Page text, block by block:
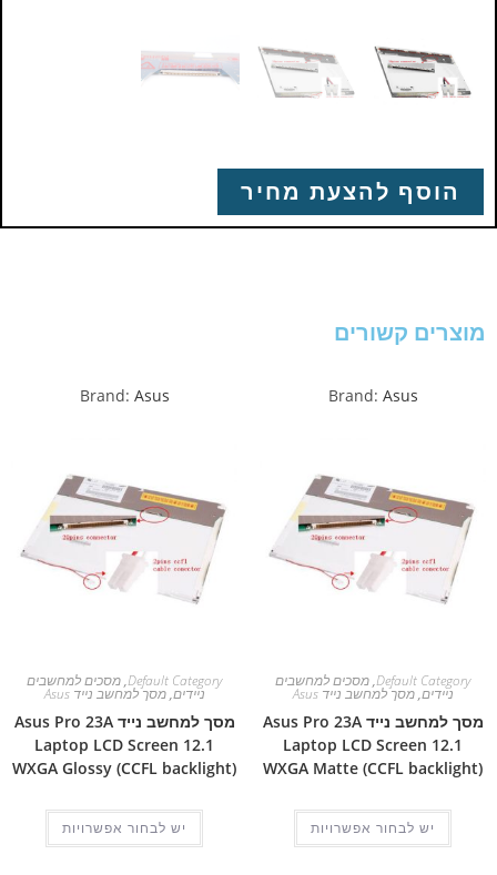
הוסף להצעת מחיר
מוצרים קשורים
Brand: Asus
Default Category
,מסכים למחשבים
ניידים,מסך למחשב נייד Asus
מסך למחשב נייד Asus Pro 23A
Laptop LCD Screen 12.1
WXGA Matte (CCFL backlight)
יש לבחור אפשרויות
Brand: Asus
Default Category
,מסכים למחשבים
ניידים,מסך למחשב נייד Asus
מסך למחשב נייד Asus Pro 23A
Laptop LCD Screen 12.1
WXGA Glossy (CCFL backlight)
יש לבחור אפשרויות